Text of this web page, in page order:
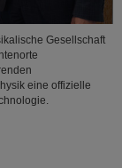
Gesellschaft
eine offizielle